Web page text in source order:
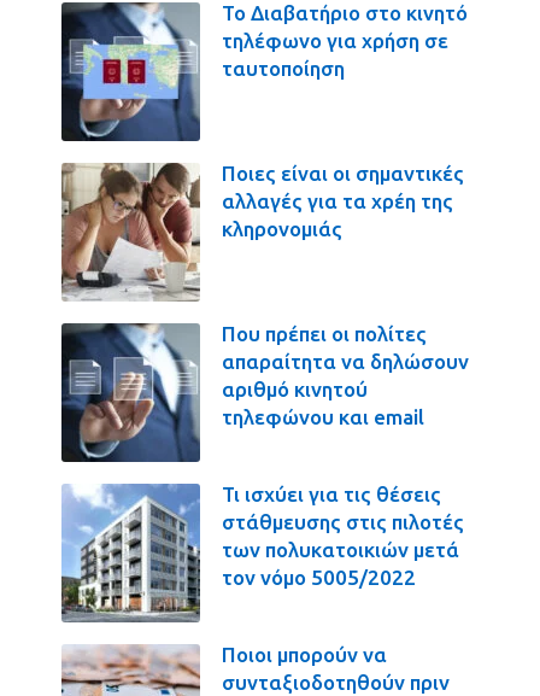
Το Διαβατήριο στο κινητό
τηλέφωνο για χρήση σε
ταυτοποίηση
Ποιες είναι οι σημαντικές
αλλαγές για τα χρέη της
κληρονομιάς
Που πρέπει οι πολίτες
απαραίτητα να δηλώσουν
αριθμό κινητού
τηλεφώνου και email
Τι ισχύει για τις θέσεις
στάθμευσης στις πιλοτές
των πολυκατοικιών μετά
τον νόμο 5005/2022
Ποιοι μπορούν να
συνταξιοδοτηθούν πριν